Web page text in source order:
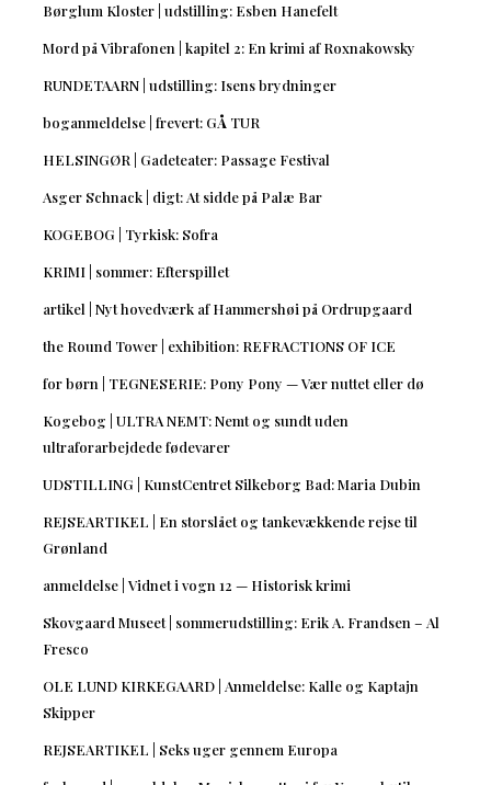
Børglum Kloster | udstilling: Esben Hanefelt
Mord på Vibrafonen | kapitel 2: En krimi af Roxnakowsky
RUNDETAARN | udstilling: Isens brydninger
boganmeldelse | frevert: GÅ TUR
HELSINGØR | Gadeteater: Passage Festival
Asger Schnack | digt: At sidde på Palæ Bar
KOGEBOG | Tyrkisk: Sofra
KRIMI | sommer: Efterspillet
artikel | Nyt hovedværk af Hammershøi på Ordrupgaard
the Round Tower | exhibition: REFRACTIONS OF ICE
for børn | TEGNESERIE: Pony Pony — Vær nuttet eller dø
Kogebog | ULTRA NEMT: Nemt og sundt uden
ultraforarbejdede fødevarer
UDSTILLING | KunstCentret Silkeborg Bad: Maria Dubin
REJSEARTIKEL | En storslået og tankevækkende rejse til
Grønland
anmeldelse | Vidnet i vogn 12 — Historisk krimi
Skovgaard Museet | sommerudstilling: Erik A. Frandsen – Al
Fresco
OLE LUND KIRKEGAARD | Anmeldelse: Kalle og Kaptajn
Skipper
REJSEARTIKEL | Seks uger gennem Europa